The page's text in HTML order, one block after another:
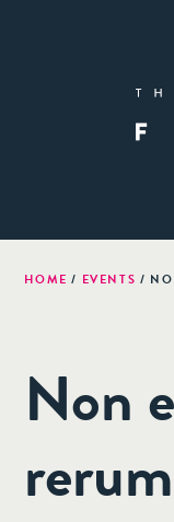
HOME / EVENTS /
Non